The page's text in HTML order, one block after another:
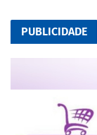
PUBLICIDADE